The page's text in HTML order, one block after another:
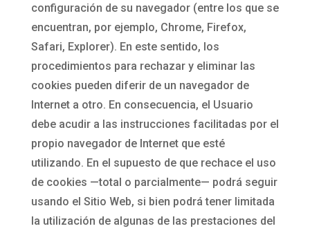
configuración de su navegador (entre los que se
encuentran, por ejemplo, Chrome, Firefox,
Safari, Explorer). En este sentido, los
procedimientos para rechazar y eliminar las
cookies pueden diferir de un navegador de
Internet a otro. En consecuencia, el Usuario
debe acudir a las instrucciones facilitadas por el
propio navegador de Internet que esté
utilizando. En el supuesto de que rechace el uso
de cookies —total o parcialmente— podrá seguir
usando el Sitio Web, si bien podrá tener limitada
la utilización de algunas de las prestaciones del